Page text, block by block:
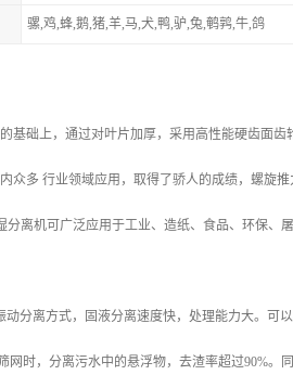
骡,鸡,蜂,鹅,猪,羊,马,犬,鸭,驴,兔,鹌鹑,牛,鸽
基础上，通过对叶片加厚，采用高性能硬齿面
众多 行业领域应用，取得了骄人的成绩，螺旋
分离机可广泛应用于工业、造纸、食品、环保、
动分离方式，固液分离速度快，处理能力大。可
网时，分离污水中的悬浮物，去渣率超过90%。